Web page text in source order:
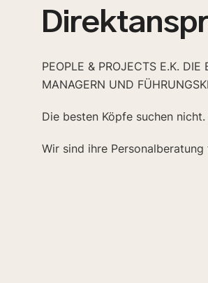
PEOPLE & PROJECTS E.K.
MANAGERN UND
Die besten Köpfe suchen
Wir sind ihre